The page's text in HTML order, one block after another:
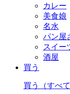
カレー
美食娘
名水
パン屋
スイー
酒屋
買う
買う （すべて